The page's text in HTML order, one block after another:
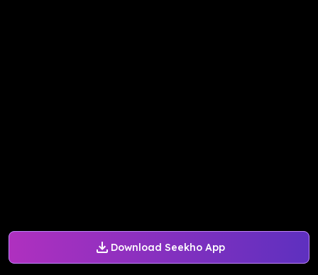
Download Seekho App